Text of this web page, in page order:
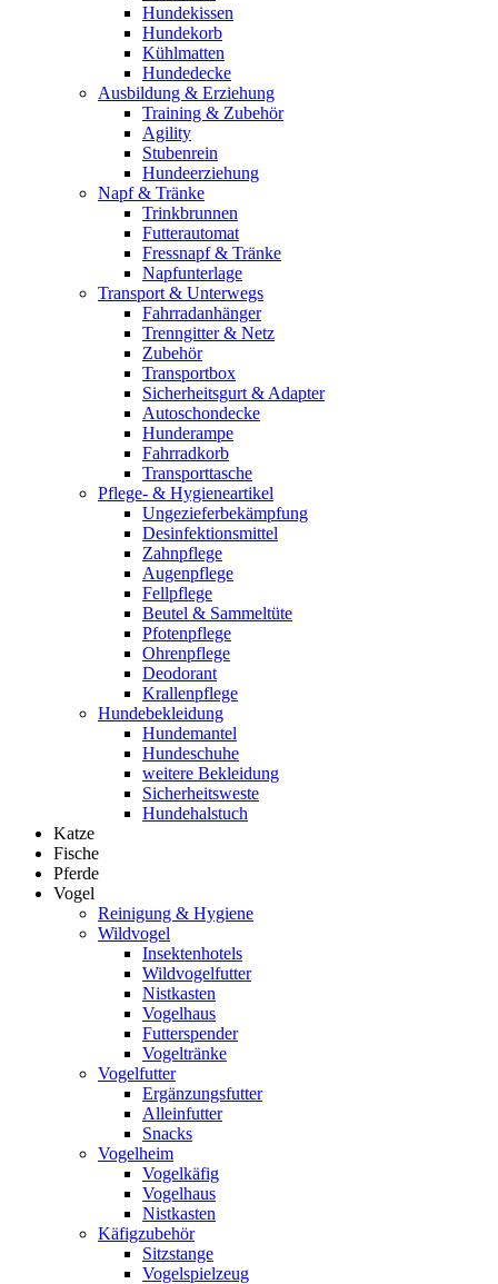
Hundekissen
Hundekorb
Kühlmatten
Hundedecke
Ausbildung & Erziehung
Training & Zubehör
Agility
Stubenrein
Hundeerziehung
Napf & Tränke
Trinkbrunnen
Futterautomat
Fressnapf & Tränke
Napfunterlage
Transport & Unterwegs
Fahrradanhänger
Trenngitter & Netz
Zubehör
Transportbox
Sicherheitsgurt & Adapter
Autoschondecke
Hunderampe
Fahrradkorb
Transporttasche
Pflege- & Hygieneartikel
Ungezieferbekämpfung
Desinfektionsmittel
Zahnpflege
Augenpflege
Fellpflege
Beutel & Sammeltüte
Pfotenpflege
Ohrenpflege
Deodorant
Krallenpflege
Hundebekleidung
Hundemantel
Hundeschuhe
weitere Bekleidung
Sicherheitsweste
Hundehalstuch
Katze
Fische
Pferde
Vogel
Reinigung & Hygiene
Wildvogel
Insektenhotels
Wildvogelfutter
Nistkasten
Vogelhaus
Futterspender
Vogeltränke
Vogelfutter
Ergänzungsfutter
Alleinfutter
Snacks
Vogelheim
Vogelkäfig
Vogelhaus
Nistkasten
Käfigzubehör
Sitzstange
Vogelspielzeug